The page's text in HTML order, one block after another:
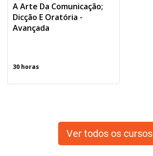
A Arte Da Comunicação;
Dicção E Oratória -
Avançada
30 horas
Ver todos os cursos